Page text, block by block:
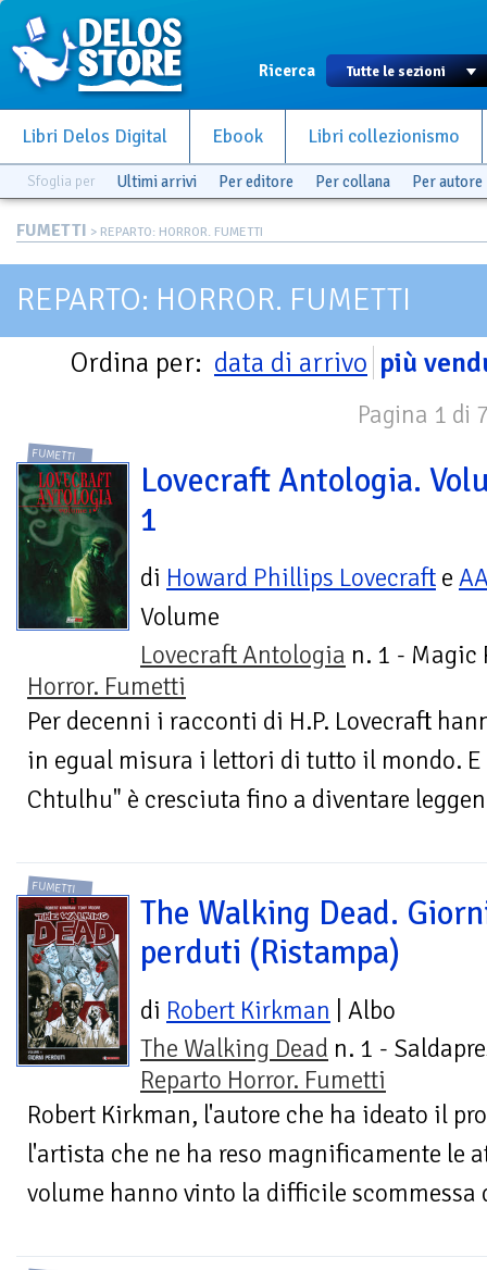
Ricerca
Libri Delos Digital Ebook Libri collezionismo
Sfoglia per Ultimi arrivi Per editore Per collana Per autore
FUMETTI > REPARTO: HORROR. FUMETTI
REPARTO: HORROR. FUMETTI
Ordina per: data di arrivo più
Pagina 1 di
FUMETTI
Lovecraft Antologia.
1
di Howard Phillips Lovecraft e
Volume
Lovecraft Antologia n. 1 - Magic
Horror. Fumetti
Per decenni i racconti di H.P. Lovecraft
in egual misura i lettori di tutto il mondo.
Chtulhu" è cresciuta fino a diventare
FUMETTI
The Walking Dead.
perduti (Ristampa)
di Robert Kirkman | Albo
The Walking Dead n. 1 -
Reparto Horror. Fumetti
Robert Kirkman, l'autore che ha ideato il
l'artista che ne ha reso magnificamente le
volume hanno vinto la difficile scommessa